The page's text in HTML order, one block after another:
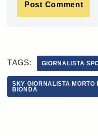
TAGS: GIORNALISTA
SKY GIORNALISTA MORTO
BIONDA